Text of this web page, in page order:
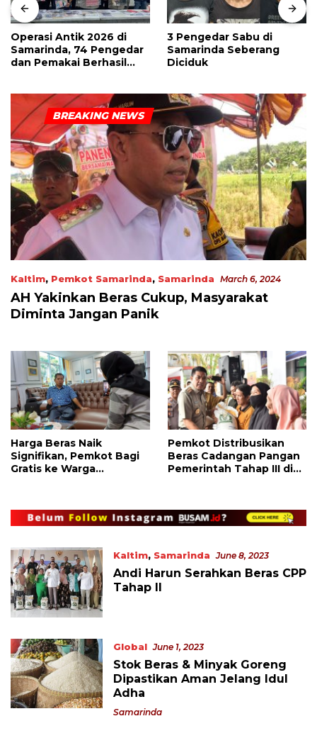
Operasi Antik 2026 di
Samarinda, 74 Pengedar
dan Pemakai Berhasil
3 Pengedar Sabu di
Samarinda Seberang
Diciduk
Kaltim, Pemkot Samarinda, Samarinda March 6, 2024
AH Yakinkan Beras Cukup, Masyarakat
Diminta Jangan Panik
Harga Beras Naik
Signifikan, Pemkot Bagi
Gratis ke Warga
Pemkot Distribusikan
Beras Cadangan Pangan
Pemerintah Tahap III di
Kaltim, Samarinda June 8, 2023
Andi Harun Serahkan Beras CPP
Tahap II
Global June 1, 2023
Stok Beras & Minyak Goreng
Dipastikan Aman Jelang Idul
Adha
Samarinda